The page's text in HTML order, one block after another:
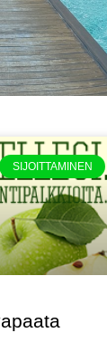
SIJOITTAMINEN